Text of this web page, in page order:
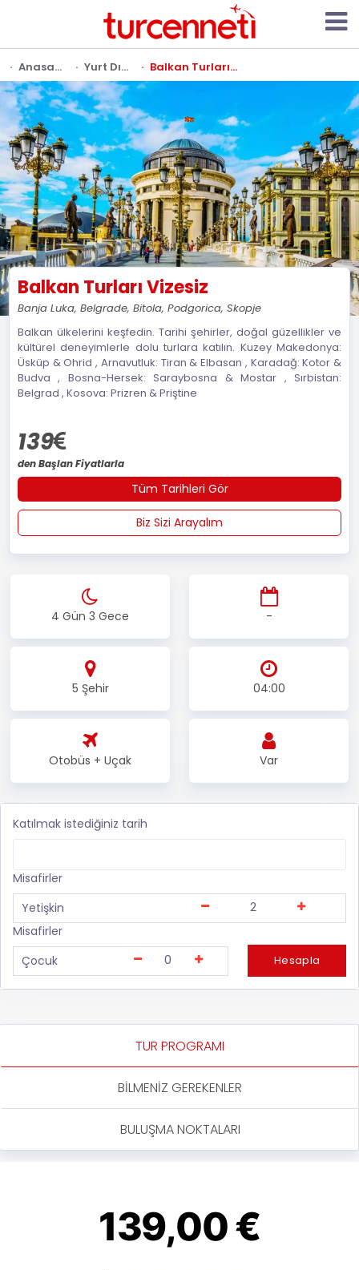
Anasayfa Yurt Dışı Turları Balkan Turları Vizesiz
Balkan Turları Vizesiz
Banja Luka, Belgrade, Bitola, Podgorica, Skopje
Balkan ülkelerini keşfedin. Tarihi şehirler, doğal güzellikler ve
kültürel deneyimlerle dolu turlara katılın. Kuzey Makedonya:
Üsküp & Ohrid , Arnavutluk: Tiran & Elbasan , Karadağ: Kotor &
Budva , Bosna-Hersek: Saraybosna & Mostar , Sırbistan:
Belgrad , Kosova: Prizren & Priştine
139
den Başlan Fiyatlarla
Tüm Tarihleri Gör
Biz Sizi Arayalım
4 Gün 3 Gece -
5 Şehir 04:00
Otobüs + Uçak Var
Katılmak istediğiniz tarih
Misafirler
Yetişkin
2
Misafirler
Çocuk
0
TUR PROGRAMI
BILMENIZ GEREKENLER
BULUŞMA NOKTALARI
139,00 €